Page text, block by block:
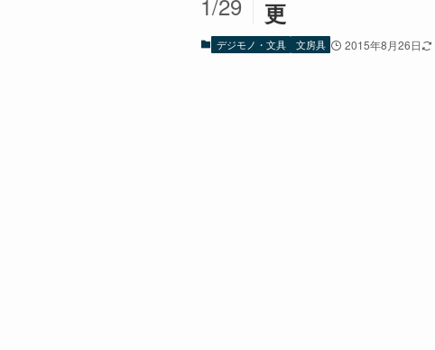
更
デジモノ・文具 文房具 2015年8月26日